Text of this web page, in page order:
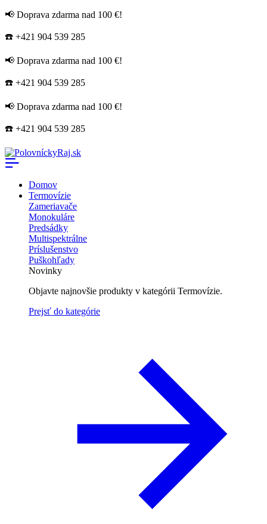
📢 Doprava zdarma nad 100 €!
☎️ +421 904 539 285
📢 Doprava zdarma nad 100 €!
☎️ +421 904 539 285
📢 Doprava zdarma nad 100 €!
☎️ +421 904 539 285
Domov
Termovízie
Zameriavače
Monokuláre
Predsádky
Multispektrálne
Príslušenstvo
Puškohľady
Novinky
Objavte najnovšie produkty v kategórii Termovízie.
Prejsť do kategórie